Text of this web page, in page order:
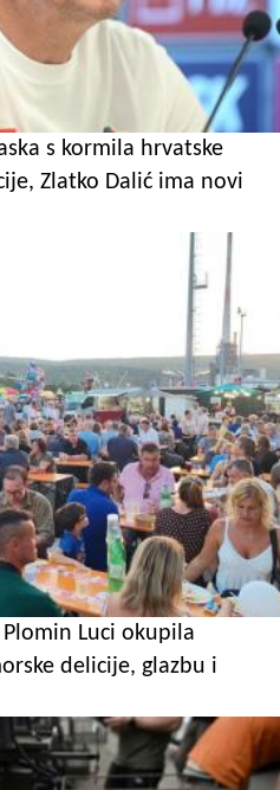
s kormila hrvatske
Zlatko Dalić ima novi
Plomin Luci okupila
delicije, glazbu i